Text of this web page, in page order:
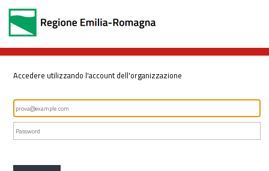
Accedere utilizzando l'account dell'organizzazione